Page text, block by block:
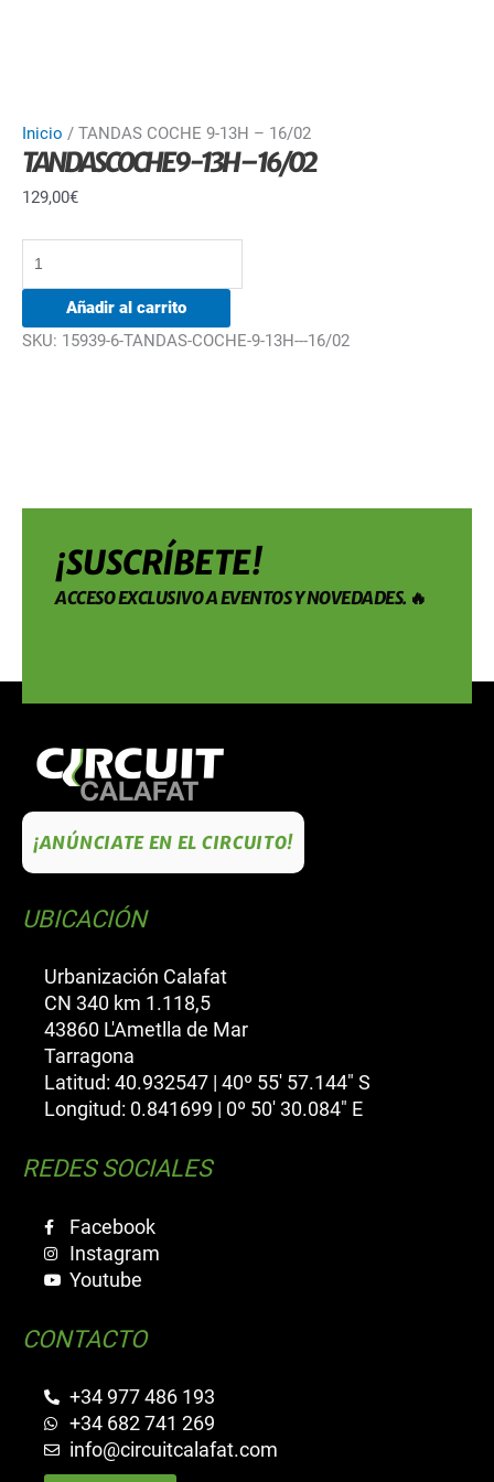
Inicio / TANDAS COCHE 9-13H – 16/02
TANDAS COCHE 9-13H – 16/02
129,00€
Añadir al carrito
SKU: 15939-6-TANDAS-COCHE-9-13H---16/02
¡SUSCRÍBETE!
ACCESO EXCLUSIVO A EVENTOS Y NOVEDADES. 🔥
¡ANÚNCIATE EN EL CIRCUITO!
UBICACIÓN
Urbanización Calafat
CN 340 km 1.118,5
43860 L'Ametlla de Mar
Tarragona
Latitud: 40.932547 | 40º 55' 57.144" S
Longitud: 0.841699 | 0º 50' 30.084" E
REDES SOCIALES
Facebook
Instagram
Youtube
CONTACTO
+34 977 486 193
+34 682 741 269
info@circuitcalafat.com